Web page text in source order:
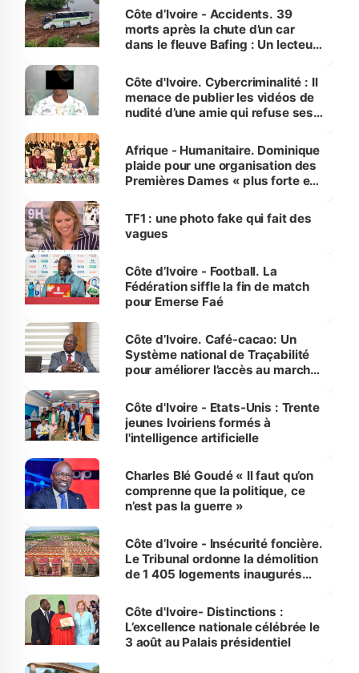
Côte d’Ivoire - Accidents. 39
morts après la chute d’un car
dans le fleuve Bafing : Un lecteur
des Transports
Côte d'Ivoire. Cybercriminalité : Il
menace de publier les vidéos de
nudité d’une amie qui refuse ses
Afrique - Humanitaire. Dominique
plaide pour une organisation des
Premières Dames « plus forte et
sur la scène internationale »
TF1 : une photo fake qui fait des
vagues
Côte d’Ivoire - Football. La
Fédération siffle la fin de match
pour Emerse Faé
Côte d’Ivoire. Café-cacao: Un
Système national de Traçabilité
pour améliorer l’accès au marché
Côte d'Ivoire - Etats-Unis : Trente
jeunes Ivoiriens formés à
l'intelligence artificielle
Charles Blé Goudé « Il faut qu’on
comprenne que la politique, ce
n’est pas la guerre »
Côte d’Ivoire - Insécurité foncière.
Le Tribunal ordonne la démolition
de 1 405 logements inaugurés
Bassam
Côte d'Ivoire- Distinctions :
L’excellence nationale célébrée le
3 août au Palais présidentiel